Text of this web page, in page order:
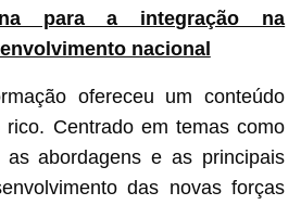
para a integração na
nacional
ofereceu um conteúdo
rico. Centrado em temas como
abordagens e as principais
das novas forças